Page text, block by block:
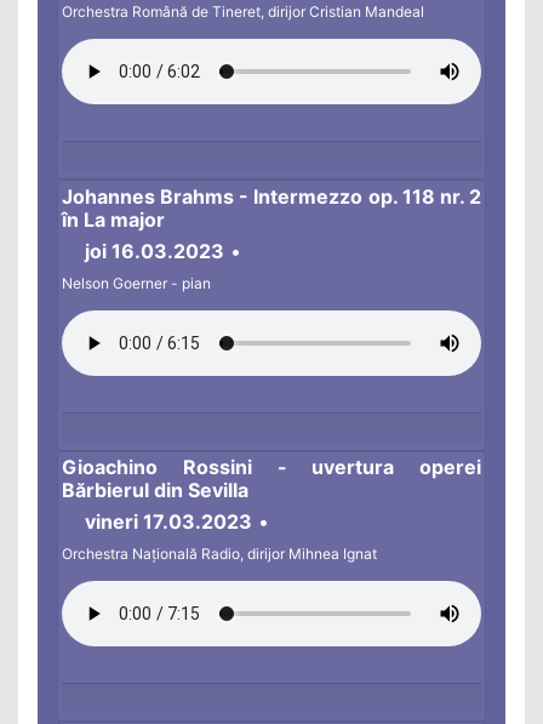
Orchestra Română de Tineret, dirijor Cristian Mandeal
Johannes Brahms - Intermezzo op. 118 nr. 2
în La major
joi 16.03.2023 •
Nelson Goerner - pian
Gioachino Rossini - uvertura operei
Bărbierul din Sevilla
vineri 17.03.2023 •
Orchestra Națională Radio, dirijor Mihnea Ignat